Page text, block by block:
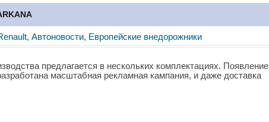
, Автоновости, Европейские внедорожники
предлагается в нескольких комплектациях. Появление
масштабная рекламная кампания, и даже доставка